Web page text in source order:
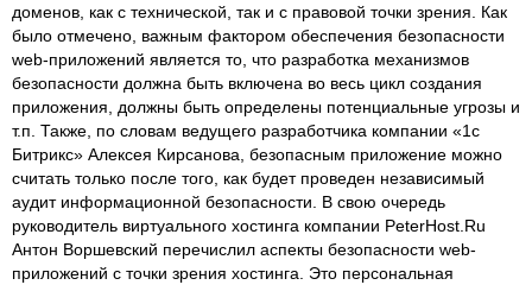
доменов, как с технической, так и с правовой точки зрения. Как
было отмечено, важным фактором обеспечения безопасности
web-приложений является то, что разработка механизмов
безопасности должна быть включена во весь цикл создания
приложения, должны быть определены потенциальные угрозы и
т.п. Также, по словам ведущего разработчика компании «1с
Битрикс» Алексея Кирсанова, безопасным приложение можно
считать только после того, как будет проведен независимый
аудит информационной безопасности. В свою очередь
руководитель виртуального хостинга компании PeterHost.Ru
Антон Воршевский перечислил аспекты безопасности web-
приложений с точки зрения хостинга. Это персональная